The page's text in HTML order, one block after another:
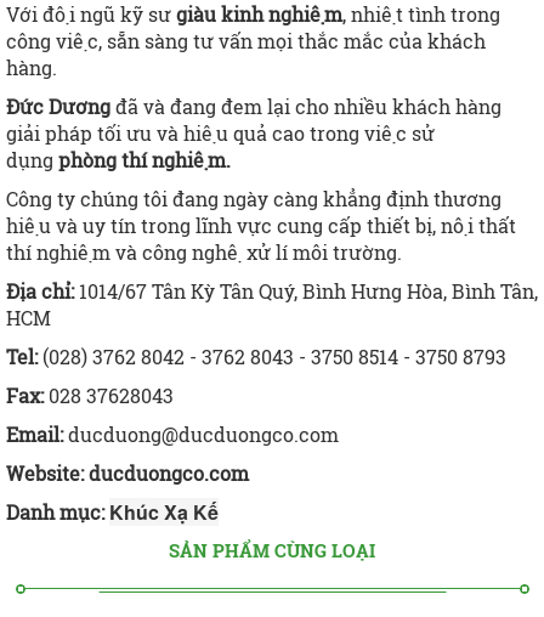
Với đội ngũ kỹ sưgiàu kinh nghiệm, nhiệt tình trong
công việc, sẵn sàng tư vấn mọi thắc mắc của khách
hàng.
Đức Dươngđã và đang đem lại cho nhiều khách hàng
giải pháp tối ưu và hiệu quả cao trong việc sử
dụng phòng thí nghiệm.
Công ty chúng tôi đang ngày càng khẳng định thương
hiệu và uy tín trong lĩnh vực cung cấp thiết bị, nội thất
thí nghiệm và công nghệ xử lí môi trường.
Địa chỉ:1014/67 Tân Kỳ Tân Quý, Bình Hưng Hòa, Bình Tân,
HCM
Tel:(028) 3762 8042 - 3762 8043 - 3750 8514 - 3750 8793
Fax:028 37628043
Email:ducduong@ducduongco.com
Website:ducduongco.com
Danh mục:Khúc Xạ Kế
SẢN PHẨM CÙNG LOẠI